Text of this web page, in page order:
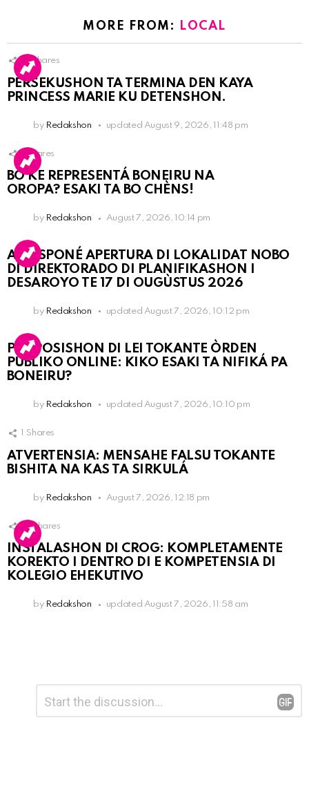
MORE FROM: LOCAL
13 Shares
PERSEKUSHON TA TERMINA DEN KAYA
PRINCESS MARIE KU DETENSHON.
by Redakshon updated August 9, 2026, 11:48 pm
Shares
BO KE REPRESENTÁ BONEIRU NA
OROPA? ESAKI TA BO CHÈNS!
by Redakshon August 7, 2026, 10:14 pm
A POSPONÉ APERTURA DI LOKALIDAT NOBO
DI DIREKTORADO DI PLANIFIKASHON I
DESAROYO TE 17 DI OUGÙSTUS 2026
by Redakshon updated August 7, 2026, 10:12 pm
PROPOSISHON DI LEI TOKANTE ÒRDEN
PÚBLIKO ONLINE: KIKO ESAKI TA NIFIKÁ PA
BONEIRU?
by Redakshon updated August 7, 2026, 10:10 pm
1 Shares
ATVERTENSIA: MENSAHE FALSU TOKANTE
BISHITA NA KAS TA SIRKULÁ
by Redakshon August 7, 2026, 12:18 pm
16 Shares
INSTALASHON DI CROG: KOMPLETAMENTE
KOREKTO I DENTRO DI E KOMPETENSIA DI
KOLEGIO EHEKUTIVO
by Redakshon updated August 7, 2026, 11:58 am
Reply